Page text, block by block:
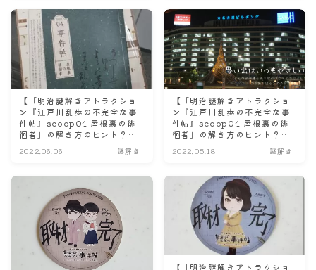
【「明治謎解きアトラクショ
ン『江戸川乱歩の不完全な事
件帖』scoop04 屋根裏の徘
徊者」の解き方のヒント？と
想。☆中盤戦☆】
2022.06.06 謎解き
【「明治謎解きアトラクショ
ン『江戸川乱歩の不完全な事
件帖』scoop04 屋根裏の徘
徊者」の解き方のヒント？と
想。☆前半戦☆】
2022.05.18 謎解き
【「明治謎解きアトラクショ